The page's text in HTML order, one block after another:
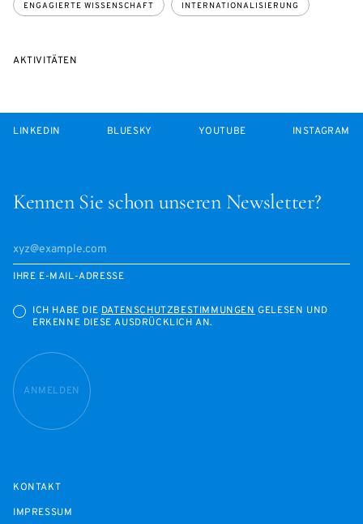
ENGAGIERTE WISSENSCHAFT INTERNATIONALISIERUNG
AKTIVITÄTEN
Kennen Sie schon unseren Newsletter?
IHRE E-MAIL-ADRESSE
ICH HABE DIEDATENSCHUTZBESTIMMUNGENGELESEN UND
ERKENNE DIESE AUSDRÜCKLICH AN.
ANMELDEN
LINKEDIN BLUESKY YOUTUBE INSTAGRAM
KONTAKT
IMPRESSUM